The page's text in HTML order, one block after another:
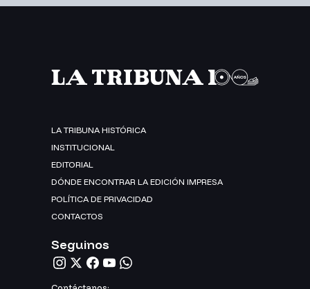
LA TRIBUNA HISTÓRICA
INSTITUCIONAL
EDITORIAL
DÓNDE ENCONTRAR LA EDICIÓN IMPRESA
POLÍTICA DE PRIVACIDAD
CONTACTOS
Seguinos